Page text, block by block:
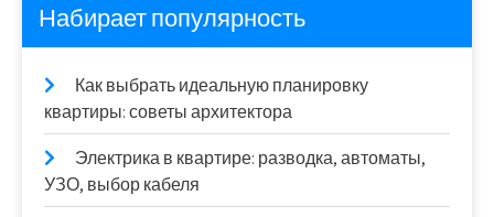
Набирает популярность
Как выбрать идеальную планировку
квартиры: советы архитектора
Электрика в квартире: разводка, автоматы,
УЗО, выбор кабеля